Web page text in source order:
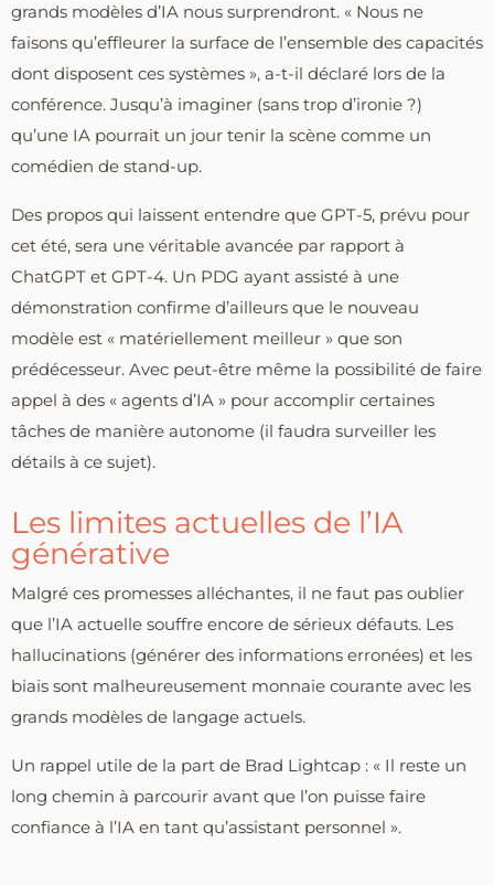
grands modèles d’IA nous surprendront. « Nous ne
faisons qu’effleurer la surface de l’ensemble des capacités
dont disposent ces systèmes », a-t-il déclaré lors de la
conférence. Jusqu’à imaginer (sans trop d’ironie ?)
qu’une IA pourrait un jour tenir la scène comme un
comédien de stand-up.
Des propos qui laissent entendre que GPT-5, prévu pour
cet été, sera une véritable avancée par rapport à
ChatGPT et GPT-4. Un PDG ayant assisté à une
démonstration confirme d’ailleurs que le nouveau
modèle est « matériellement meilleur » que son
prédécesseur. Avec peut-être même la possibilité de faire
appel à des « agents d’IA » pour accomplir certaines
tâches de manière autonome (il faudra surveiller les
détails à ce sujet).
Les limites actuelles de l’IA
générative
Malgré ces promesses alléchantes, il ne faut pas oublier
que l’IA actuelle souffre encore de sérieux défauts. Les
hallucinations (générer des informations erronées) et les
biais sont malheureusement monnaie courante avec les
grands modèles de langage actuels.
Un rappel utile de la part de Brad Lightcap : « Il reste un
long chemin à parcourir avant que l’on puisse faire
confiance à l’IA en tant qu’assistant personnel ».